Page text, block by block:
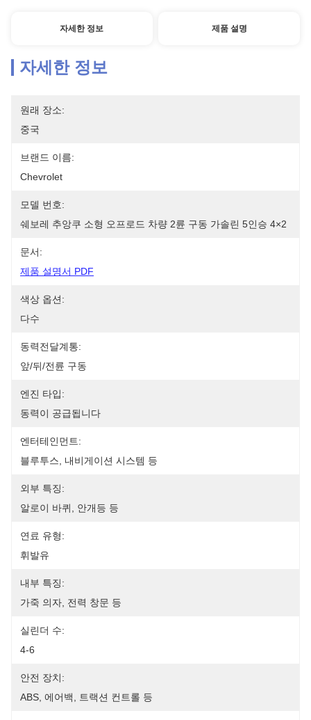
자세한 정보 제품 설명
자세한 정보
원래 장소:
중국
브랜드 이름:
Chevrolet
모델 번호:
쉐보레 추앙쿠 소형 오프로드 차량 2륜 구동 가솔린 5인승 4×2
문서:
제품 설명서 PDF
색상 옵션:
다수
동력전달계통:
앞/뒤/전륜 구동
엔진 타입:
동력이 공급됩니다
엔터테인먼트:
블루투스, 내비게이션 시스템 등
외부 특징:
알로이 바퀴, 안개등 등
연료 유형:
휘발유
내부 특징:
가죽 의자, 전력 창문 등
실린더 수:
4-6
안전 장치:
ABS, 에어백, 트랙션 컨트롤 등